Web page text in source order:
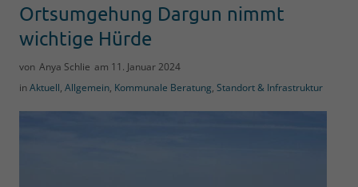
Ortsumgehung Dargun nimmt
wichtige Hürde
von Anya Schlie am 11. Januar 2024
inAktuell, Allgemein, Kommunale Beratung, Standort & Infrastruktur